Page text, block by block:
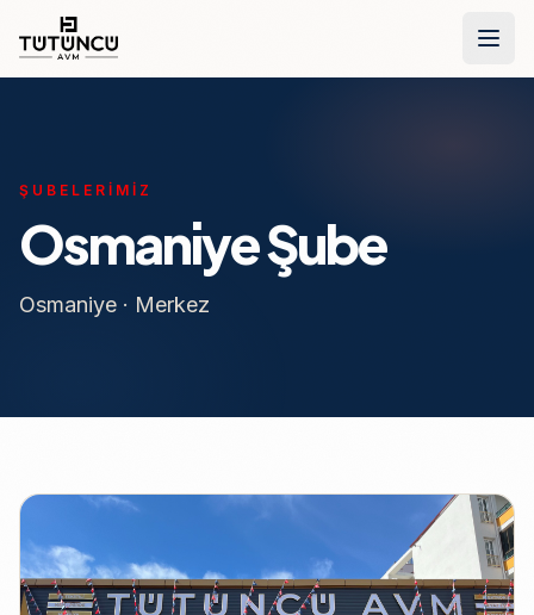
İçeriğe geç
ŞUBELERIMIZ
Osmaniye Şube
Osmaniye · Merkez